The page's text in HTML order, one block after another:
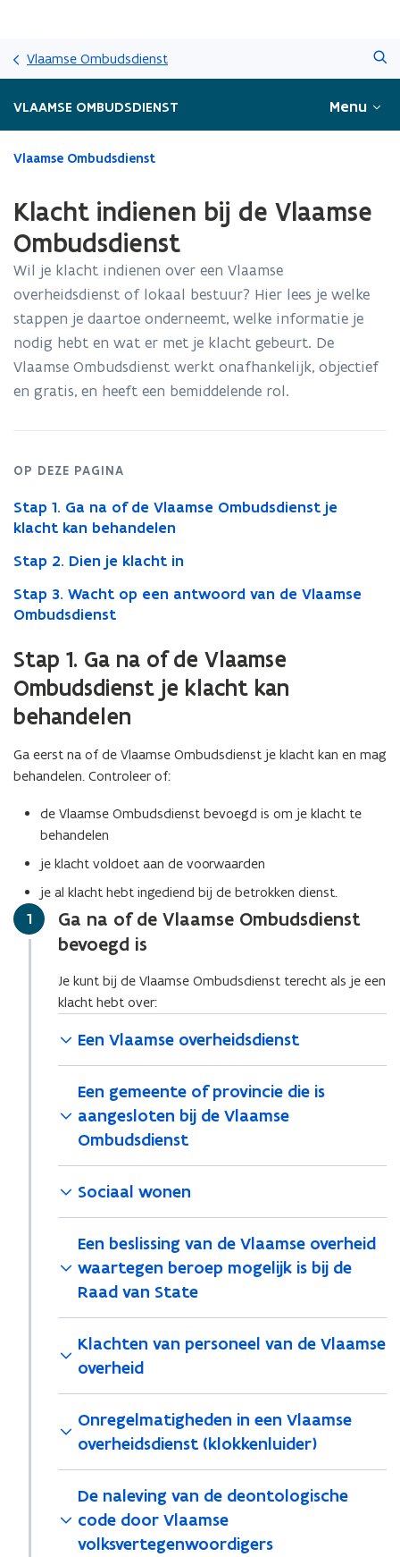
gaan
Vlaamse Ombudsdienst
VLAAMSE OMBUDSDIENST Menu
Gedaan
bevindt
zich
op:
Klacht
Vlaamse
Ombudsdienst
Vlaamse Ombudsdienst
Klacht indienen bij de Vlaamse
Ombudsdienst
Wil je klacht indienen over een Vlaamse
overheidsdienst of lokaal bestuur? Hier lees je welke
stappen je daartoe onderneemt, welke informatie je
nodig hebt en wat er met je klacht gebeurt. De
Vlaamse Ombudsdienst werkt onafhankelijk, objectief
en gratis, en heeft een bemiddelende rol.
OP DEZE PAGINA
Stap 1. Ga na of de Vlaamse Ombudsdienst je
klacht kan behandelen
Stap 2. Dien je klacht in
Stap 3. Wacht op een antwoord van de Vlaamse
Ombudsdienst
Stap 1. Ga na of de Vlaamse
Ombudsdienst je klacht kan
behandelen
Ga eerst na of de Vlaamse Ombudsdienst je klacht kan en mag
behandelen. Controleer of:
de Vlaamse Ombudsdienst bevoegd is om je klacht te
behandelen
je klacht voldoet aan de voorwaarden
je al klacht hebt ingediend bij de betrokken dienst.
Stap
1
Ga na of de Vlaamse Ombudsdienst
bevoegd is
Je kunt bij de Vlaamse Ombudsdienst terecht als je een
klacht hebt over:
Een Vlaamse overheidsdienst
Een gemeente of provincie die is
aangesloten bij de Vlaamse
Ombudsdienst
Sociaal wonen
Een beslissing van de Vlaamse overheid
waartegen beroep mogelijk is bij de
Raad van State
Klachten van personeel van de Vlaamse
overheid
Onregelmatigheden in een Vlaamse
overheidsdienst (klokkenluider)
De naleving van de deontologische
code door Vlaamse
volksvertegenwoordigers